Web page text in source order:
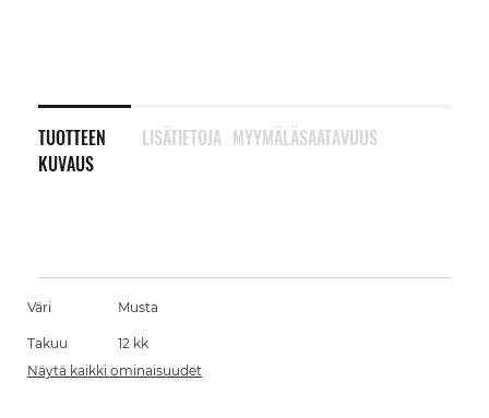
TUOTTEEN
KUVAUS
LISÄTIETOJA MYYMÄLÄSAATAVUUS
Väri Musta
Takuu
12 kk
Näytä kaikki ominaisuudet